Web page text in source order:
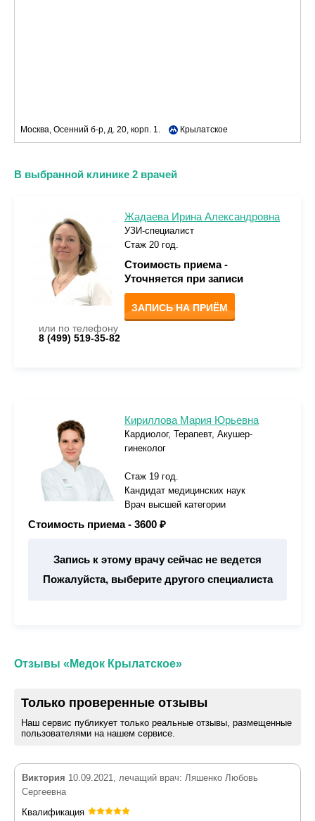
Москва, Осенний б-р, д. 20, корп. 1. Крылатское
В выбранной клинике 2 врачей
Жадаева Ирина Александровна
УЗИ-специалист
Стаж 20 год.
Стоимость приема -
Уточняется при записи
ЗАПИСЬ НА ПРИЁМ
или по телефону
8 (499) 519-35-82
Кириллова Мария Юрьевна
Кардиолог, Терапевт, Акушер-
гинеколог
Стаж 19 год.
Кандидат медицинских наук
Врач высшей категории
Стоимость приема - 3600 ₽
Запись к этому врачу сейчас не ведется
Пожалуйста, выберите другого специалиста
Отзывы «Медок Крылатское»
Только проверенные отзывы
Наш сервис публикует только реальные отзывы, размещенные
пользователями на нашем сервисе.
Виктория 10.09.2021, лечащий врач: Ляшенко Любовь
Сергеевна
Квалификация